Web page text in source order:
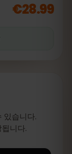
€28.99
있습니다.
니다.